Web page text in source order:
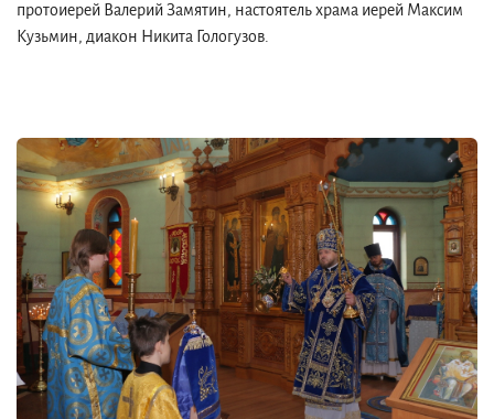
протоиерей Валерий Замятин, настоятель храма иерей Максим
Кузьмин, диакон Никита Гологузов.